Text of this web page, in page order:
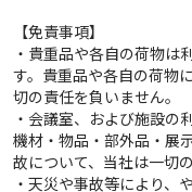
【免責事項】
・貴重品や各自の荷物は
す。貴重品や各自の荷物
切の責任を負いません。
・会議室、および施設の
機材・物品・部外品・展
故について、当社は一切
・天災や事故等により、